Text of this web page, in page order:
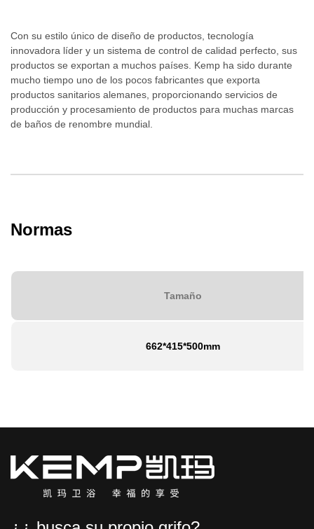
Con su estilo único de diseño de productos, tecnología
innovadora líder y un sistema de control de calidad perfecto, sus
productos se exportan a muchos países. Kemp ha sido durante
mucho tiempo uno de los pocos fabricantes que exporta
productos sanitarios alemanes, proporcionando servicios de
producción y procesamiento de productos para muchas marcas
de baños de renombre mundial.
Normas
Tamaño
662*415*500mm